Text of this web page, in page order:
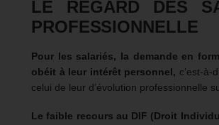
LE REGARD DES
PROFESSIONNELLE
Pour les salariés, la demande en
obéit à leur intérêt personnel, c’est-à-
celui de leur d’évolution professionnelle
Le faible recours au DIF (Droit